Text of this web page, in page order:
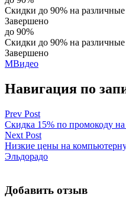
Скидки до 90% на
Завершено
до 90%
Скидки до 90% на
Завершено
МВидео
Навигация по
Prev Post
Скидка 15% по промокоду на
Next Post
Низкие цены на
Эльдорадо
Добавить отзыв